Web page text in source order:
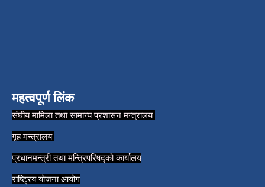
महत्वपूर्ण लिंक
संघीय मामिला तथा सामान्य प्रशासन मन्त्रालय
गृह मन्त्रालय
प्रधानमन्त्री तथा मन्त्रिपरिषद्को कार्यालय
राष्ट्रिय योजना आयोग